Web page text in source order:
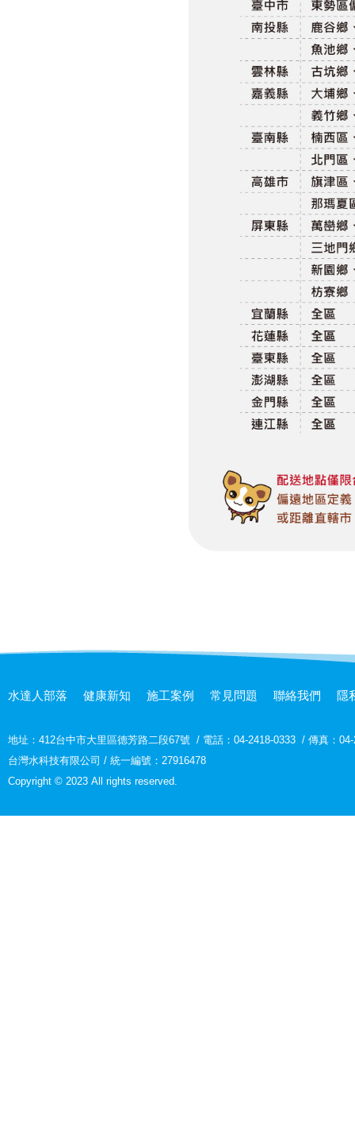
水達人部落 健康新知 施工案例 常見問題 聯絡我們 隱
地址： 412台中市大里區德芳路二段67號 / 電話：04-2418-0333 / 傳真：
台灣水科技有限公司 / 統一編號：27916478
Copyright © 2023 All rights reserved.